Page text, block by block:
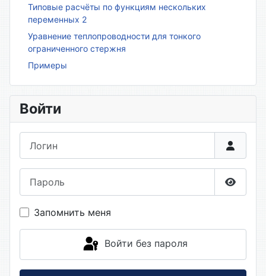
Типовые расчёты по функциям нескольких
переменных 2
Уравнение теплопроводности для тонкого
ограниченного стержня
Примеры
Войти
Запомнить меня
Войти без пароля